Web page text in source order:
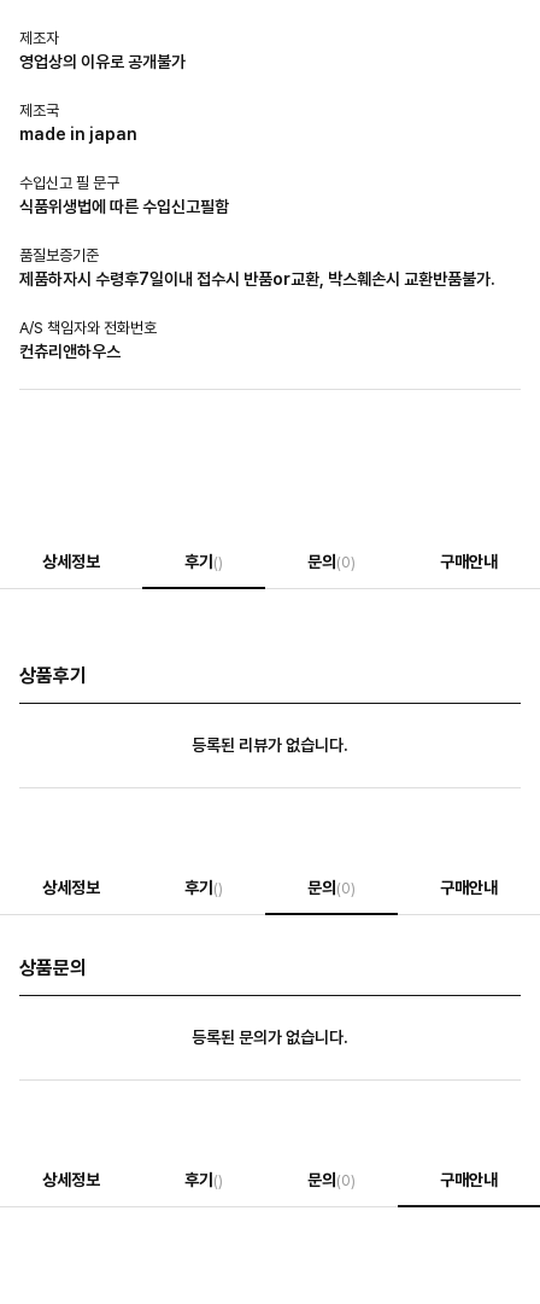
제조자
영업상의 이유로 공개불가
제조국
made in japan
수입신고 필 문구
식품위생법에 따른 수입신고필함
품질보증기준
제품하자시 수령후7일이내 접수시 반품or교환, 박스훼손시 교환반품불가.
A/S 책임자와 전화번호
컨츄리앤하우스
상세정보 후기 () 문의 (0) 구매안내
상품후기
등록된 리뷰가 없습니다.
상세정보 후기 () 문의 (0) 구매안내
상품문의
등록된 문의가 없습니다.
상세정보 후기 () 문의 (0) 구매안내